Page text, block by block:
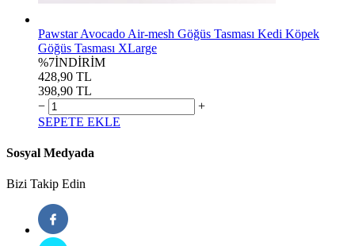
Pawstar Avocado Air-mesh Göğüs Tasması Kedi Köpek
Göğüs Tasması XLarge
%7İNDİRİM
428,90 TL
398,90 TL
−
+
SEPETE EKLE
Sosyal Medyada
Bizi Takip Edin